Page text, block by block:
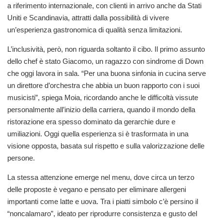
a riferimento internazionale, con clienti in arrivo anche da Stati
Uniti e Scandinavia, attratti dalla possibilità di vivere
un’esperienza gastronomica di qualità senza limitazioni.
L’inclusività, però, non riguarda soltanto il cibo. Il primo assunto
dello chef è stato Giacomo, un ragazzo con sindrome di Down
che oggi lavora in sala. “Per una buona sinfonia in cucina serve
un direttore d’orchestra che abbia un buon rapporto con i suoi
musicisti”, spiega Moia, ricordando anche le difficoltà vissute
personalmente all’inizio della carriera, quando il mondo della
ristorazione era spesso dominato da gerarchie dure e
umiliazioni. Oggi quella esperienza si è trasformata in una
visione opposta, basata sul rispetto e sulla valorizzazione delle
persone.
La stessa attenzione emerge nel menu, dove circa un terzo
delle proposte è vegano e pensato per eliminare allergeni
importanti come latte e uova. Tra i piatti simbolo c’è persino il
“noncalamaro”, ideato per riprodurre consistenza e gusto del